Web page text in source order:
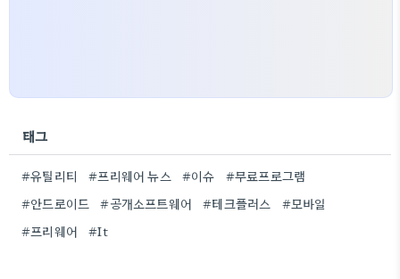
태그
#유틸리티 #프리웨어 뉴스 #이슈
#무료프로그램
#안드로이드
#공개소프트웨어 #테크플러스
#모바일
#프리웨어
#It